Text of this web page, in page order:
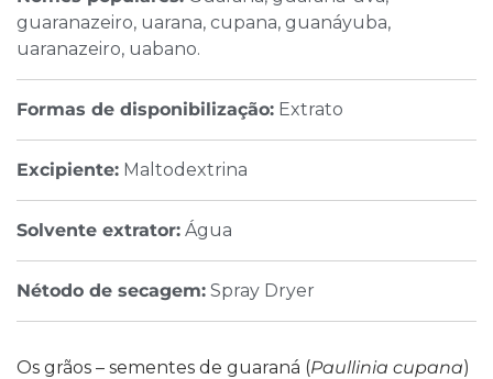
guaranazeiro, uarana, cupana, guanáyuba,
uaranazeiro, uabano.
Formas de disponibilização: Extrato
Excipiente: Maltodextrina
Solvente extrator: Água
Nétodo de secagem: Spray Dryer
Os grãos – sementes de guaraná (Paullinia cupana)